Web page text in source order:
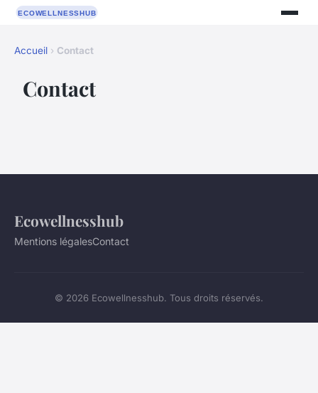
Accueil › Contact
Contact
Ecowellnesshub
Mentions légalesContact
© 2026 Ecowellnesshub. Tous droits réservés.